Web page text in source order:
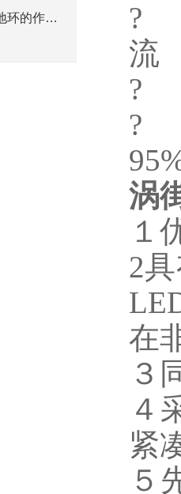
电磁流量计的内衬和接地环的作用是什么？
?
流
?
?
涡
１
2
在
３
４
紧
５